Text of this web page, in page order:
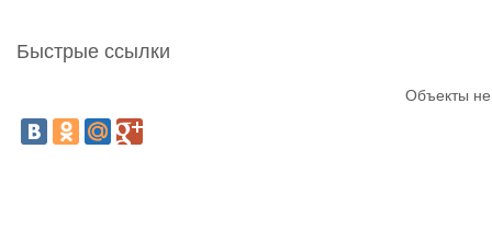
Быстрые ссылки
Объекты